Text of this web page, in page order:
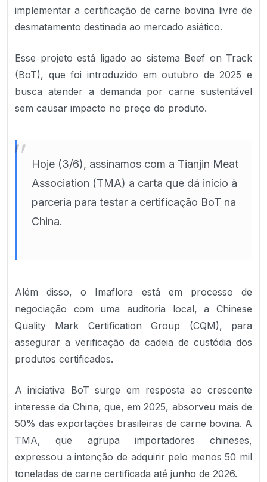
implementar a certificação de carne bovina livre de
desmatamento destinada ao mercado asiático.
Esse projeto está ligado ao sistema Beef on Track
(BoT), que foi introduzido em outubro de 2025 e
busca atender a demanda por carne sustentável
sem causar impacto no preço do produto.
"
Hoje (3/6), assinamos com a Tianjin Meat
Association (TMA) a carta que dá início à
parceria para testar a certificação BoT na
China.
Além disso, o Imaflora está em processo de
negociação com uma auditoria local, a Chinese
Quality Mark Certification Group (CQM), para
assegurar a verificação da cadeia de custódia dos
produtos certificados.
A iniciativa BoT surge em resposta ao crescente
interesse da China, que, em 2025, absorveu mais de
50% das exportações brasileiras de carne bovina. A
TMA, que agrupa importadores chineses,
expressou a intenção de adquirir pelo menos 50 mil
toneladas de carne certificada até junho de 2026.